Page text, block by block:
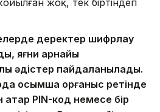
жоқ, тек біртіндеп
деректер шифрлау
яғни арнайы
әдістер пайдаланылады.
қосымша қорғаныс ретінде
PIN-код немесе бір